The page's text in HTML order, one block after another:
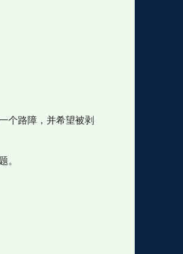
个路障，并希望被剥
。